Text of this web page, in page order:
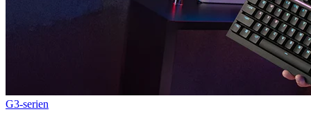
G3-serien